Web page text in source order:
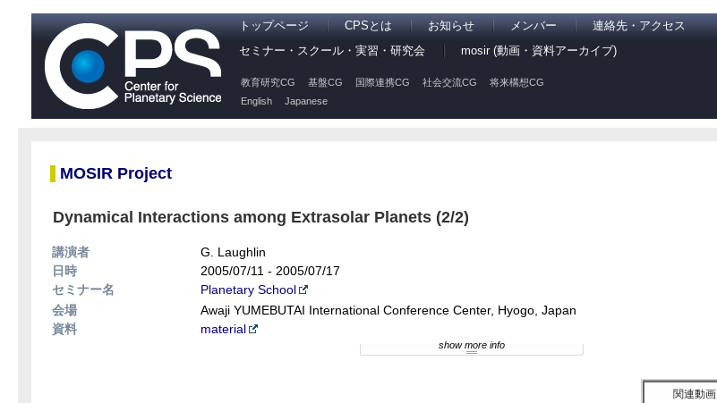
トップページ CPSとは お知らせ メンバー
連絡先・アクセス
セミナー・スクール・実習・研究会
mosir (動画・資料アーカイブ)
教育研究CG 基盤CG 国際連携CG 社会交流CG
将来構想CG
English
Japanese
MOSIR Project
Dynamical Interactions among Extrasolar Planets (2/2)
講演者
G. Laughlin
日時
2005/07/11 - 2005/07/17
セミナー名
Planetary School
会場
Awaji YUMEBUTAI International Conference Center, Hyogo, Japan
資料
material
show more info
関連動画